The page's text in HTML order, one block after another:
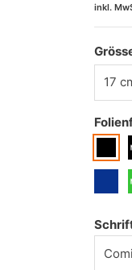
inkl.
17